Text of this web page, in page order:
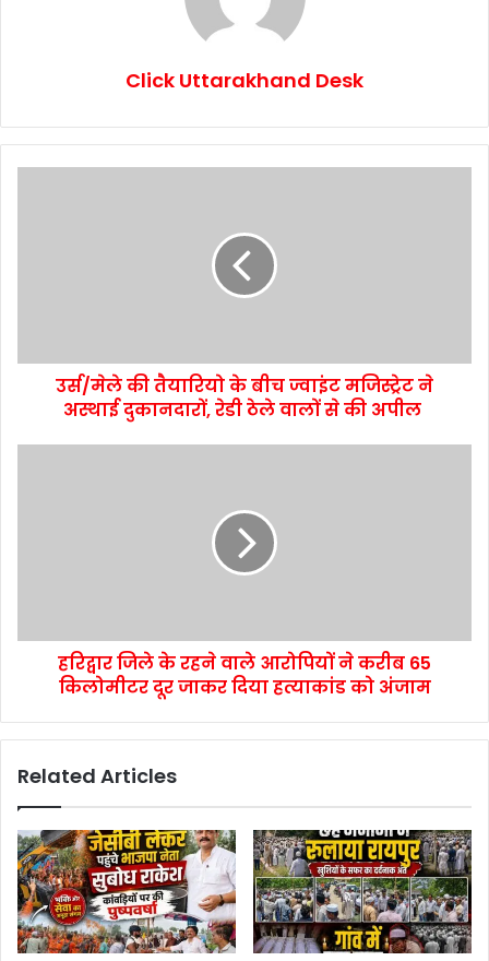
Click Uttarakhand Desk
उर्स/मेले की तैयारियो के बीच ज्वाइंट मजिस्ट्रेट ने
अस्थाई दुकानदारों, रेडी ठेले वालों से की अपील
हरिद्वार जिले के रहने वाले आरोपियों ने करीब 65
किलोमीटर दूर जाकर दिया हत्याकांड को अंजाम
Related Articles